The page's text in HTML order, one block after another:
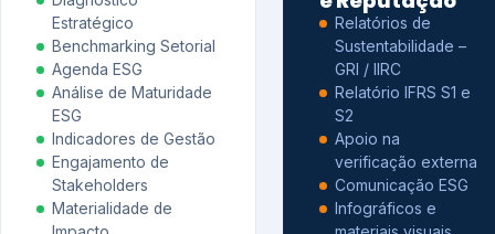
Estratégico
Benchmarking Setorial
Agenda ESG
Análise de Maturidade
ESG
Indicadores de Gestão
Engajamento de
Stakeholders
Materialidade de
Relatórios de
Sustentabilidade –
GRI / IIRC
Relatório IFRS S1 e
S2
Apoio na
verificação externa
Comunicação ESG
Infográficos e